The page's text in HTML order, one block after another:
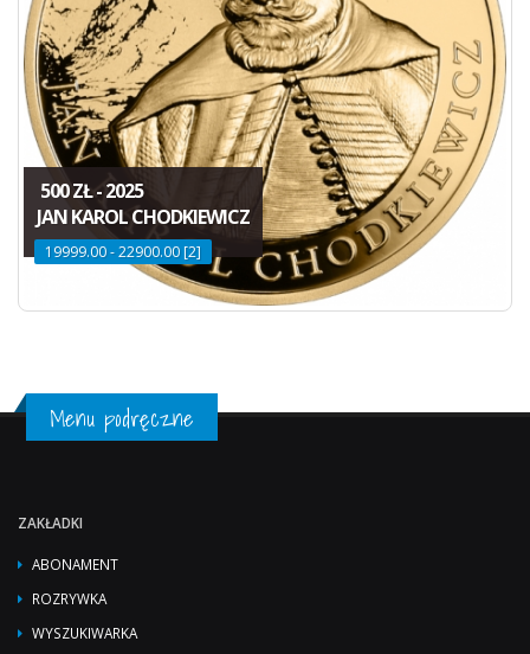
500 ZŁ - 2025
JAN KAROL CHODKIEWICZ
19999.00 - 22900.00 [2]
Menu podręczne
ZAKŁADKI
ABONAMENT
ROZRYWKA
WYSZUKIWARKA